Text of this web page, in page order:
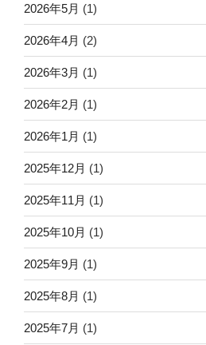
2026年5月 (1)
2026年4月 (2)
2026年3月 (1)
2026年2月 (1)
2026年1月 (1)
2025年12月 (1)
2025年11月 (1)
2025年10月 (1)
2025年9月 (1)
2025年8月 (1)
2025年7月 (1)